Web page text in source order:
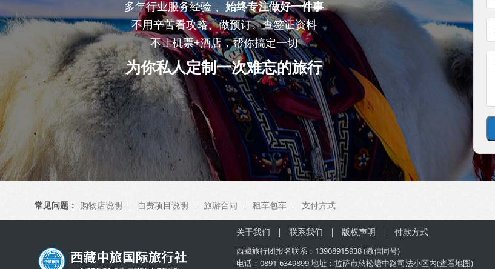
多年行业服务经验 、 始终专注做好一件事
不用辛苦看攻略、做预订、查签证资料
不止机票+酒店，帮你搞定一切
为你私人定制一次难忘的旅行
常见问题： 购物店说明 自费项目说明 旅游合同 租车包车 支付方式
关于我们 联系我们 版权声明 付款方式
西藏旅行团报名联系： 13908915938(微信同号)
电话：0891-6349899 地址：拉萨市慈松塘中路司法小区内(查看地图)